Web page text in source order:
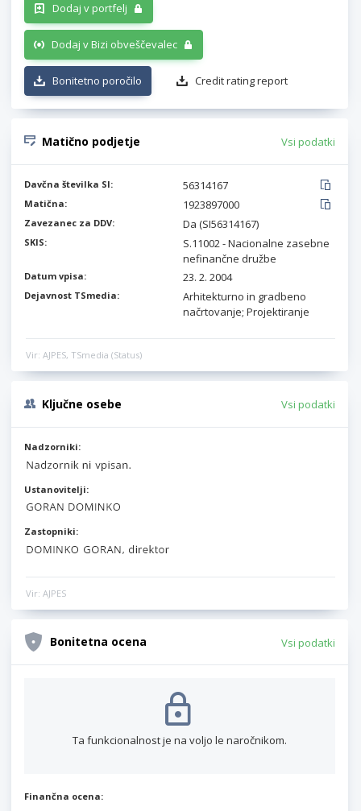
Dodaj v portfelj
Dodaj v Bizi obveščevalec
Bonitetno poročilo Credit rating report
Matično podjetje Vsi podatki
Davčna številka SI: 56314167
Matična: 1923897000
Zavezanec za DDV: Da (SI56314167)
SKIS:
S.11002 - Nacionalne zasebne
nefinančne družbe
Datum vpisa: 23. 2. 2004
Dejavnost TSmedia:
Arhitekturno in gradbeno
načrtovanje; Projektiranje
Vir: AJPES, TSmedia (Status)
Ključne osebe Vsi podatki
Nadzorniki:
Ustanovitelji:
Zastopniki:
Vir: AJPES
Bonitetna ocena Vsi podatki
Ta funkcionalnost je na voljo le naročnikom.
Finančna ocena: